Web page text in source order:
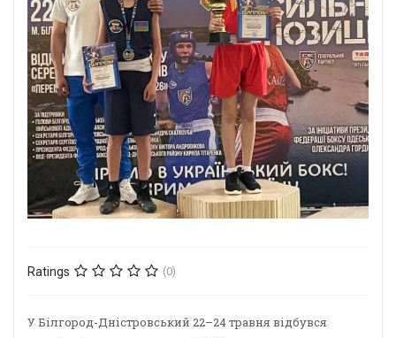
Ratings (0)
У Білгород-Дністровський 22–24 травня відбувся